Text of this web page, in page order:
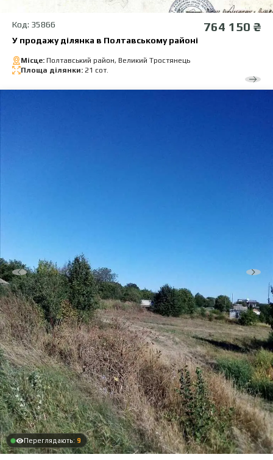
Код: 35866 764 150 ₴
У продажу ділянка в Полтавському районі
Місце: Полтавський район, Великий Тростянець
Площа ділянки: 21 сот.
Переглядають: 9